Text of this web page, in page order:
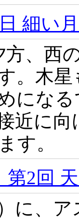
細い
方、西
。木
にな
近に
す。
第2回
に、